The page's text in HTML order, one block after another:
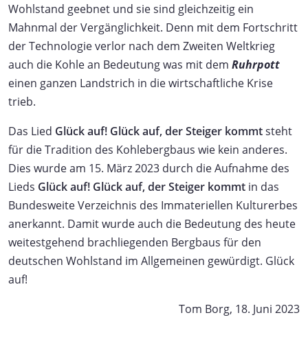
Wohlstand geebnet und sie sind gleichzeitig ein
Mahnmal der Vergänglichkeit. Denn mit dem Fortschritt
der Technologie verlor nach dem Zweiten Weltkrieg
auch die Kohle an Bedeutung was mit dem Ruhrpott
einen ganzen Landstrich in die wirtschaftliche Krise
trieb.
Das Lied Glück auf! Glück auf, der Steiger kommtsteht
für die Tradition des Kohlebergbaus wie kein anderes.
Dies wurde am 15. März 2023 durch die Aufnahme des
Lieds Glück auf! Glück auf, der Steiger kommt in das
Bundesweite Verzeichnis des Immateriellen Kulturerbes
anerkannt. Damit wurde auch die Bedeutung des heute
weitestgehend brachliegenden Bergbaus für den
deutschen Wohlstand im Allgemeinen gewürdigt. Glück
auf!
Tom Borg, 18. Juni 2023